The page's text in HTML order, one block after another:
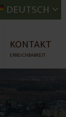
DEUTSCH
KONTAKT
ERREICHBARKEIT